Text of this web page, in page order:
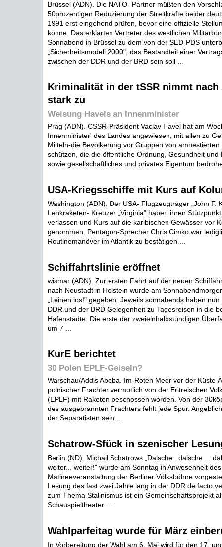
Brüssel (ADN). Die NATO- Partner müßten den
50prozentigen Reduzierung der Streitkräfte beider
1991 erst eingehend prüfen, bevor eine offizielle
könne. Das erklärten Vertreter des westlichen
Sonnabend in Brüssel zu dem von der SED-PDS
„Sicherheitsmodell 2000", das Bestandteil einer
zwischen der DDR und der BRD sein soll ...
Kriminalität in der tSSR nimmt nach
stark zu
Weisung Havels an Innenminister
Prag (ADN). CSSR-Präsident Vaclav Havel hat am
Innenminister' des Landes angewiesen, mit allen zu
Mitteln-die Bevölkerung vor Gruppen von amnestierten
schützen, die die öffentliche Ordnung, Gesundheit und
sowie gesellschaftliches und privates Eigentum
USA-Kriegsschiffe mit Kurs auf
Washington (ADN). Der USA- Flugzeugträger „John F.
Lenkraketen- Kreuzer „Virginia" haben ihren
verlassen und Kurs auf die karibischen Gewässer vor
genommen. Pentagon-Sprecher Chris Cimko war
Routinemanöver im Atlantik zu bestätigen ...
Schiffahrtslinie eröffnet
wismar (ADN). Zur ersten Fahrt auf der neuen
nach Neustadt in Holstein wurde am
„Leinen los!" gegeben. Jeweils sonnabends haben
DDR und der BRD Gelegenheit zu Tagesreisen in die
Hafenstädte. Die erste der zweieinhalbstündigen
um 7 ...
KurE berichtet
30 Polen EPLF-Geiseln?
Warschau/Addis Abeba. Im-Roten Meer vor der Küste
polnischer Frachter vermutlich von der Eritreischen
(EPLF) mit Raketen beschossen worden. Von der
des ausgebrannten Frachters fehlt jede Spur.
der Separatisten sein ...
Schatrow-Sfück in szenischer
Berlin (ND). Michail Schatrows „Dalsche.. dalsche ...
weiter... weiter!" wurde am Sonntag in Anwesenheit
Matineeveranstaltung der Berliner Völksbühne
Lesung des fast zwei Jahre lang in der DDR de facto
zum Thema Stalinismus ist ein Gemeinschaftsprojekt
Schauspieltheater ...
Wahlparfeitag wurde für März
In Vorbereitung der Wahl am 6. Mai wird für den 17.